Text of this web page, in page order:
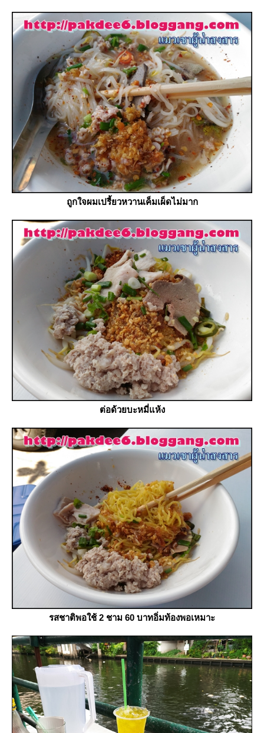
ถูกใจผมเปรี้ยวหวานเค็มเผ็ดไม่มาก
ต่อด้วยบะหมี่แห้ง
รสชาติพอใช้ 2 ชาม 60 บาทอิ่มท้องพอเหมาะ